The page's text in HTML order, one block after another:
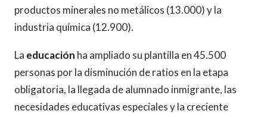
productos minerales no metálicos (13.000) y la
industria química (12.900).
La educación ha ampliado su plantilla en 45.500
personas por la disminución de ratios en la etapa
obligatoria, la llegada de alumnado inmigrante, las
necesidades educativas especiales y la creciente